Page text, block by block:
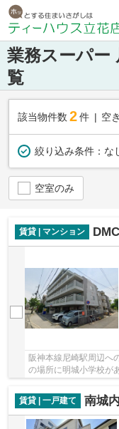
業務スーパー
覧
該当物件数 2件 空
絞り込み条件： な
空室のみ
賃貸 | マンション
阪神本線尼崎駅周辺へ
の場所に明城小学校が
賃貸 | 一戸建て
南城